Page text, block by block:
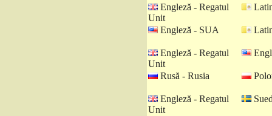
Engleză - Regatul
Unit
Engleză - SUA
Engleză - Regatul
Unit
Rusă - Rusia
Engleză - Regatul
Unit